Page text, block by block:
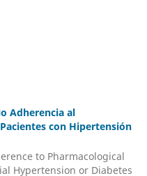
Adherencia al
con Hipertensión
to Pharmacological
Hypertension or Diabetes